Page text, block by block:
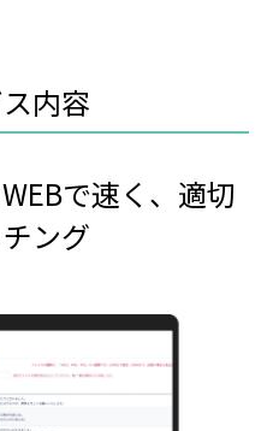
内容
で速く、適切
ング